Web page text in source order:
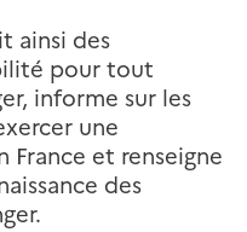
ainsi des
pour tout
informe sur les
une
France et renseigne
des